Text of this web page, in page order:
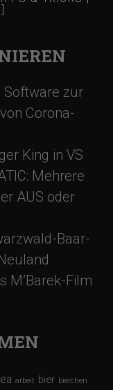
Software zur
Corona-
King in VS
Mehrere
AUS oder
Baar-
M’Barek-Film
arbeit bier bierchen